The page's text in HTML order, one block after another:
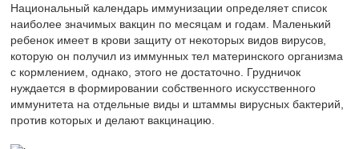
Национальный календарь иммунизации определяет список
наиболее значимых вакцин по месяцам и годам. Маленький
ребенок имеет в крови защиту от некоторых видов вирусов,
которую он получил из иммунных тел материнского организма
с кормлением, однако, этого не достаточно. Грудничок
нуждается в формировании собственного искусственного
иммунитета на отдельные виды и штаммы вирусных бактерий,
против которых и делают вакцинацию.